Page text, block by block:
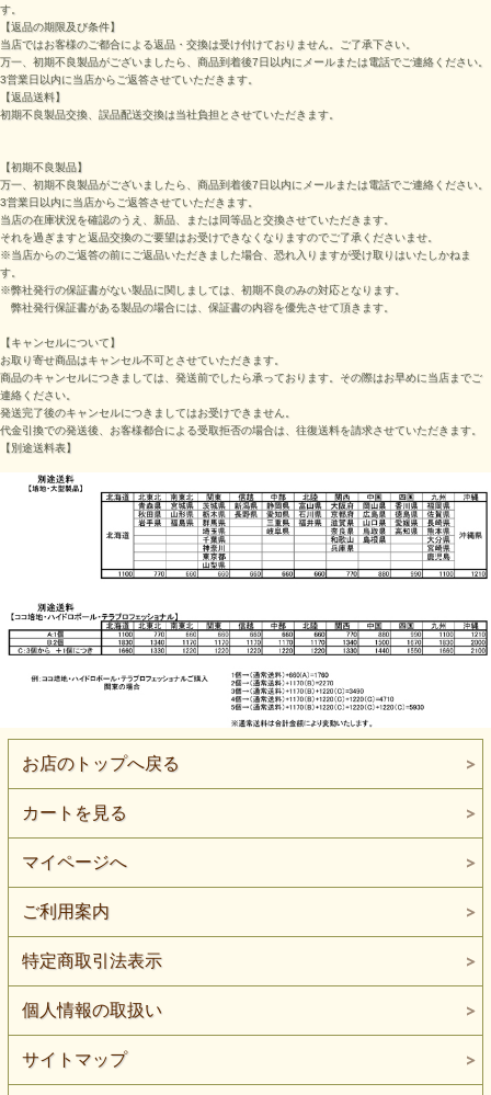
す。
【返品の期限及び条件】
当店ではお客様のご都合による返品・交換は受け付けておりません。ご了承下さい。
万一、初期不良製品がございましたら、商品到着後7日以内にメールまたは電話でご連絡ください。
3営業日以内に当店からご返答させていただきます。
【返品送料】
初期不良製品交換、誤品配送交換は当社負担とさせていただきます。
【初期不良製品】
万一、初期不良製品がございましたら、商品到着後7日以内にメールまたは電話でご連絡ください。
3営業日以内に当店からご返答させていただきます。
当店の在庫状況を確認のうえ、新品、または同等品と交換させていただきます。
それを過ぎますと返品交換のご要望はお受けできなくなりますのでご了承くださいませ。
※当店からのご返答の前にご返品いただきました場合、恐れ入りますが受け取りはいたしかねま
す。
※弊社発行の保証書がない製品に関しましては、初期不良のみの対応となります。
弊社発行保証書がある製品の場合には、保証書の内容を優先させて頂きます。
【キャンセルについて】
お取り寄せ商品はキャンセル不可とさせていただきます。
商品のキャンセルにつきましては、発送前でしたら承っております。その際はお早めに当店までご
連絡ください。
発送完了後のキャンセルにつきましてはお受けできません。
代金引換での発送後、お客様都合による受取拒否の場合は、往復送料を請求させていただきます。
【別途送料表】
お店のトップへ戻る
カートを見る
マイページへ
ご利用案内
特定商取引法表示
個人情報の取扱い
サイトマップ